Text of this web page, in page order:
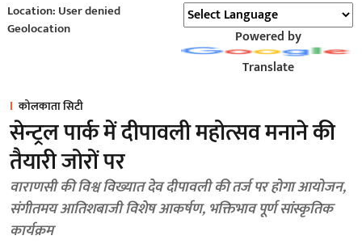
Location: User denied
Geolocation
Powered by
Translate
कोलकाता सिटी
सेन्ट्रल पार्क में दीपावली महोत्सव मनाने की
तैयारी जोरों पर
वाराणसी की विश्व विख्यात देव दीपावली की तर्ज पर होगा आयोजन,
संगीतमय आतिशबाजी विशेष आकर्षण, भक्तिभाव पूर्ण सांस्कृतिक
कार्यक्रम